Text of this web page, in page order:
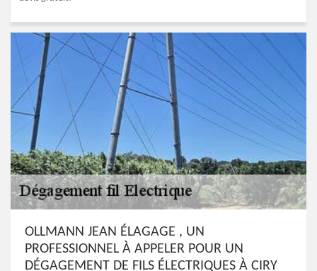
OLLMANN JEAN ÉLAGAGE , UN
PROFESSIONNEL À APPELER POUR UN
DÉGAGEMENT DE FILS ÉLECTRIQUES À CIRY